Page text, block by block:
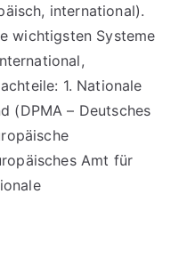
international).
wichtigsten Systeme
1. Nationale
(DPMA – Deutsches
Amt für